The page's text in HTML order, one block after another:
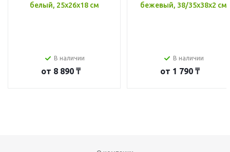
белый, 25x26x18 см
В наличии
от 8 890 ₸
бежевый, 38/35x38x2 см
В наличии
от 1 790 ₸